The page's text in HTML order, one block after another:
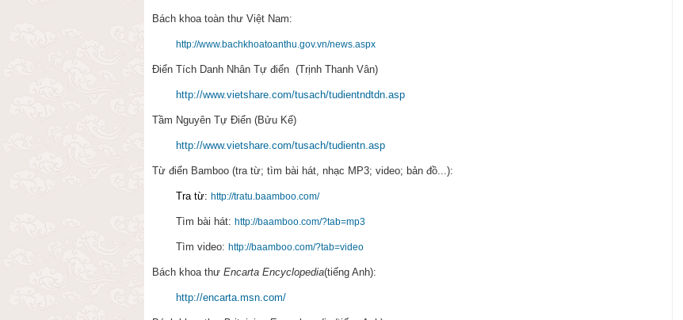
Bách khoa toàn thư Việt Nam:
http://www.bachkhoatoanthu.gov.vn/news.aspx
Điển Tích Danh Nhân Tự điển (Trịnh Thanh Vân)
http://www.vietshare.com/tusach/tudientndtdn.asp
Tầm Nguyên Tự Điển (Bửu Kế)
http://www.vietshare.com/tusach/tudientn.asp
Từ điển Bamboo (tra từ; tìm bài hát, nhạc MP3; video; bản đồ...):
Tra từ: http://tratu.baamboo.com/
Tìm bài hát: http://baamboo.com/?tab=mp3
Tìm video: http://baamboo.com/?tab=video
Bách khoa thư Encarta Encyclopedia(tiếng Anh):
http://encarta.msn.com/